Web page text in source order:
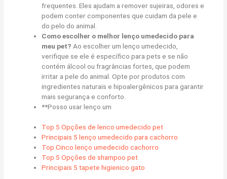
frequentes. Eles ajudam a remover sujeiras, odores e
podem conter componentes que cuidam da pele e
do pelo do animal.
Como escolher o melhor lenço umedecido para
meu pet? Ao escolher um lenço umedecido,
verifique se ele é específico para pets e se não
contém álcool ou fragrâncias fortes, que podem
irritar a pele do animal. Opte por produtos com
ingredientes naturais e hipoalergênicos para garantir
mais segurança e conforto.
**Posso usar lenço um
Top 5 Opções de lenco umedecido pet
Principais 5 lenço umedecido para cachorro
Top Cinco lenço umedecido cachorro
Top 5 Opções de shampoo pet
Principais 5 tapete higienico gato